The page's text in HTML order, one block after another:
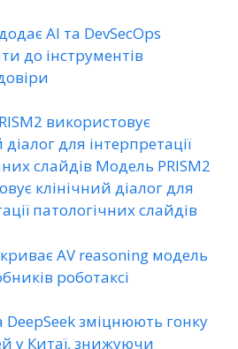
AI та DevSecOps
до інструментів
використовує
діалог для інтерпретації
слайдів Модель PRISM2
клінічний діалог для
патологічних слайдів
AV reasoning модель
роботаксі
DeepSeek зміцнюють гонку
у Китаї, знижуючи